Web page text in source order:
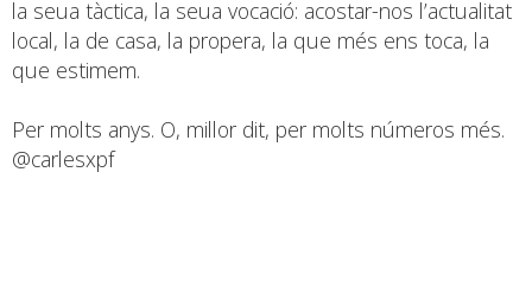
la seua tàctica, la seua vocació: acostar-nos l’actualitat
local, la de casa, la propera, la que més ens toca, la
que estimem.
Per molts anys. O, millor dit, per molts números més.
@carlesxpf